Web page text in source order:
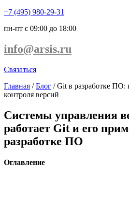
+7 (495) 980-29-31
пн-пт с 09:00 до 18:00
info@arsis.ru
Связаться
Главная /Блог /Git в разработке ПО:
контроля версий
Системы управления
работает Git и его
разработке ПО
Оглавление